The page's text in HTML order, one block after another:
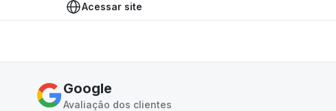
Acessar site
Google
Avaliação dos clientes